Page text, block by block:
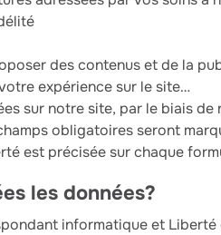
des contenus et de la
expérience sur le site…
sur notre site, par le biais
obligatoires seront
est précisée sur chaque
les données?
informatique et